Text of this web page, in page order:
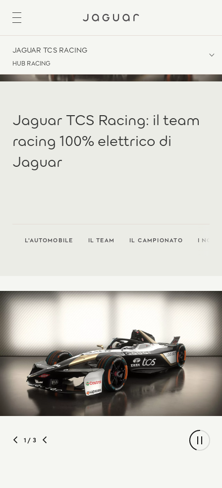
JAGUAR TCS RACING
HUB RACING
Jaguar TCS Racing: il team
racing 100% elettrico di
Jaguar
L'AUTOMOBILE IL TEAM IL CAMPIONATO I
1 / 3